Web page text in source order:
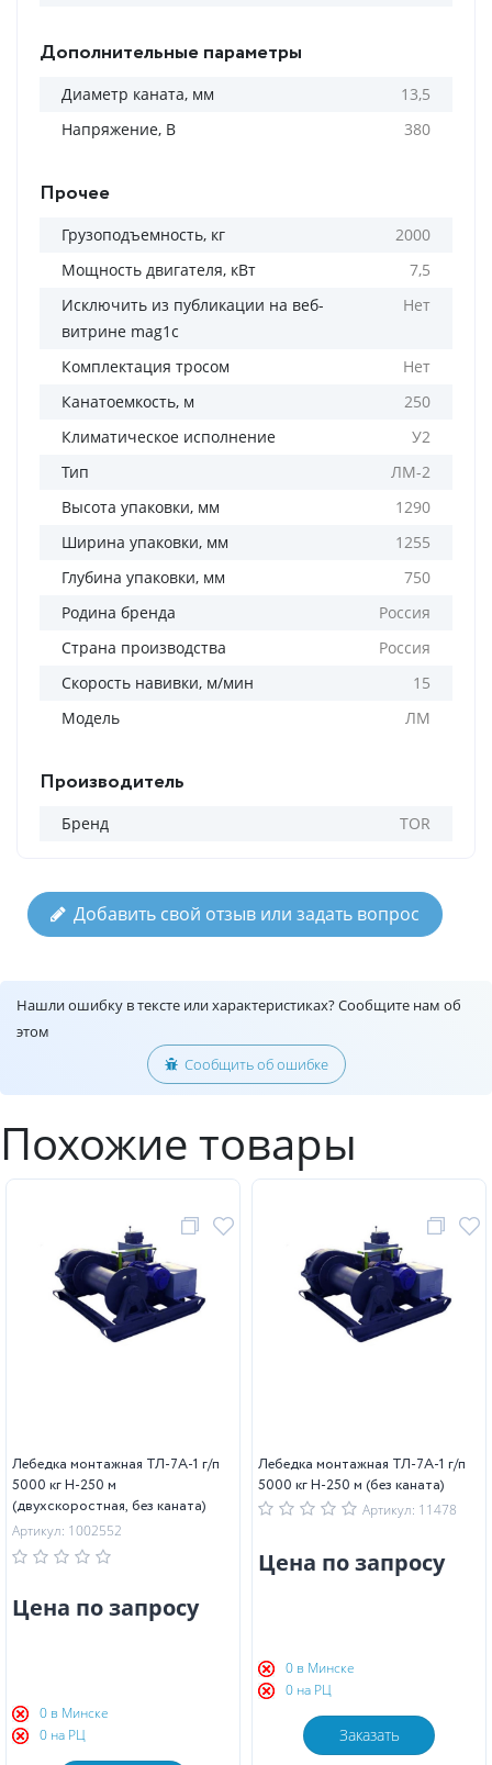
Дополнительные параметры
Диаметр каната, мм
13,5
Напряжение, В
380
Прочее
Грузоподъемность, кг
2000
Мощность двигателя, кВт
7,5
Исключить из публикации на веб-
витрине mag1c
Нет
Комплектация тросом
Нет
Канатоемкость, м
250
Климатическое исполнение
У2
Тип
ЛМ-2
Высота упаковки, мм
1290
Ширина упаковки, мм
1255
Глубина упаковки, мм
750
Родина бренда
Россия
Страна производства
Россия
Скорость навивки, м/мин
15
Модель
ЛМ
Производитель
Бренд TOR
Добавить свой отзыв или задать вопрос
Нашли ошибку в тексте или характеристиках? Сообщите нам об
этом
Сообщить об ошибке
Похожие товары
Лебедка монтажная ТЛ-7А-1 г/п
5000 кг Н-250 м
(двухскоростная, без каната)
Артикул: 1002552
Цена по запросу
0 в Минске
0 на РЦ
Лебедка монтажная ТЛ-7А-1 г/п
5000 кг Н-250 м (без каната)
Артикул: 11478
Цена по запросу
0 в Минске
0 на РЦ
Заказать